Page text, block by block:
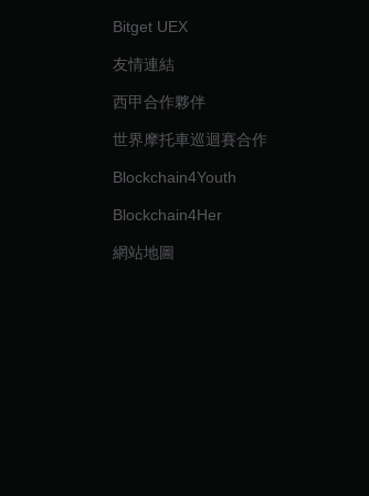
Bitget UEX
友情連結
西甲合作夥伴
世界摩托車巡迴賽合作
Blockchain4Youth
Blockchain4Her
網站地圖